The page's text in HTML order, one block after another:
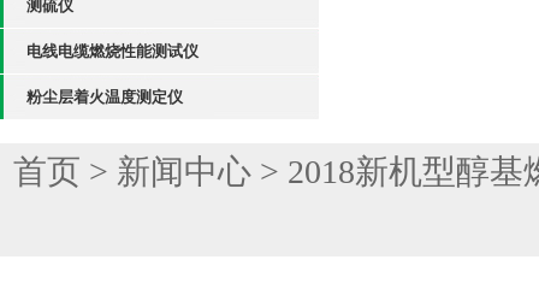
测硫仪
电线电缆燃烧性能测试仪
粉尘层着火温度测定仪
首页 > 新闻中心 > 2018新机型醇